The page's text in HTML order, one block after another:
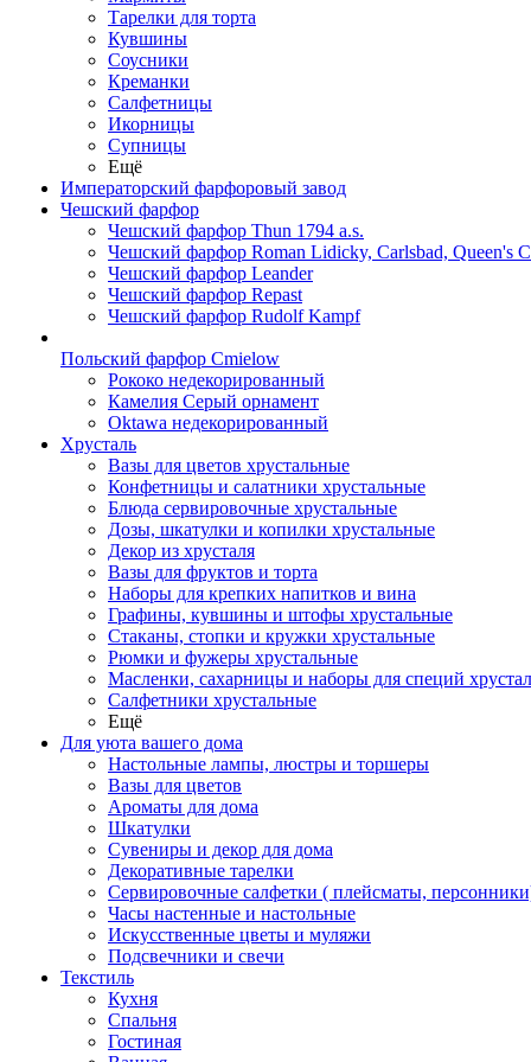
Тарелки для торта
Кувшины
Соусники
Креманки
Салфетницы
Икорницы
Супницы
Ещё
Императорский фарфоровый завод
Чешский фарфор
Чешский фарфор Thun 1794 a.s.
Чешский фарфор Roman Lidicky, Carlsbad, Queen's
Чешский фарфор Leander
Чешский фарфор Repast
Чешский фарфор Rudolf Kampf
Польский фарфор Сmielow
Рококо недекорированный
Камелия Серый орнамент
Oktawa недекорированный
Хрусталь
Вазы для цветов хрустальные
Конфетницы и салатники хрустальные
Блюда сервировочные хрустальные
Дозы, шкатулки и копилки хрустальные
Декор из хрусталя
Вазы для фруктов и торта
Наборы для крепких напитков и вина
Графины, кувшины и штофы хрустальные
Стаканы, стопки и кружки хрустальные
Рюмки и фужеры хрустальные
Масленки, сахарницы и наборы для специй
Салфетники хрустальные
Ещё
Для уюта вашего дома
Настольные лампы, люстры и торшеры
Вазы для цветов
Ароматы для дома
Шкатулки
Сувениры и декор для дома
Декоративные тарелки
Сервировочные салфетки ( плейсматы,
Часы настенные и настольные
Искусственные цветы и муляжи
Подсвечники и свечи
Текстиль
Кухня
Спальня
Гостиная